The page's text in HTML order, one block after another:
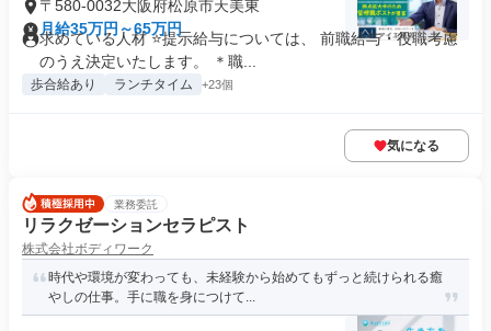
〒580-0032大阪府松原市天美東
月給35万円～65万円
求めている人材 ⭐提示給与については、 前職給与・役職考慮
のうえ決定いたします。 ＊職...
歩合給あり ランチタイム +23個
気になる
業務委託
リラクゼーションセラピスト
株式会社ボディワーク
時代や環境が変わっても、未経験から始めてもずっと続けられる癒
やしの仕事。手に職を身につけて...